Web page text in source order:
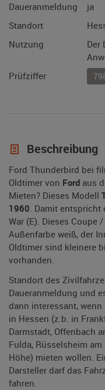
Daueranmeldung
ja
Standort
Nutzung
Der
Prüfziffer
Beschreibung
Ford Thunderbird bei
Oldtimer von Ford aus
Mieten? Dieses Modell
1960. Damit entspricht
War (E). Dieses Coupe
Außenfarbe weiß, der
Oldtimer sind kleinere
vorhanden.
Standort des
Daueranmeldung und
dann interessant,
in Hessen (z.b. in
Darmstadt, Offenbach
Fulda, Rüsselsheim
Höhe) mieten wollen.
Darsteller darf das
fahren.